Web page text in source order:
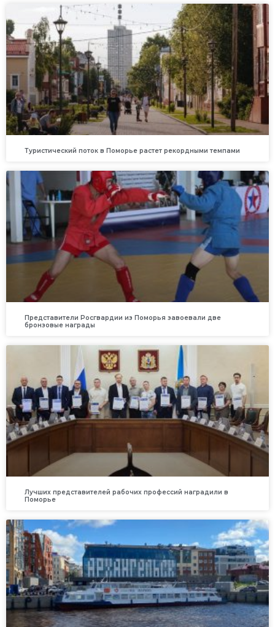
Туристический поток в Поморье растет рекордными темпами
Представители Росгвардии из Поморья завоевали две
бронзовые награды
Лучших представителей рабочих профессий наградили в
Поморье